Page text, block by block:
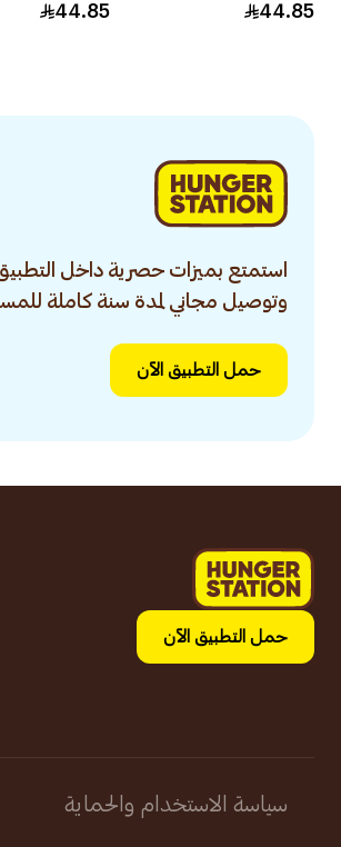
44.85
44.85
استمتع بميزات حصرية داخل
وتوصيل مجاني لمدة سنة كاملة
حمل التطبيق الآن
حمل التطبيق الآن
سياسة الاستخدام والحماية